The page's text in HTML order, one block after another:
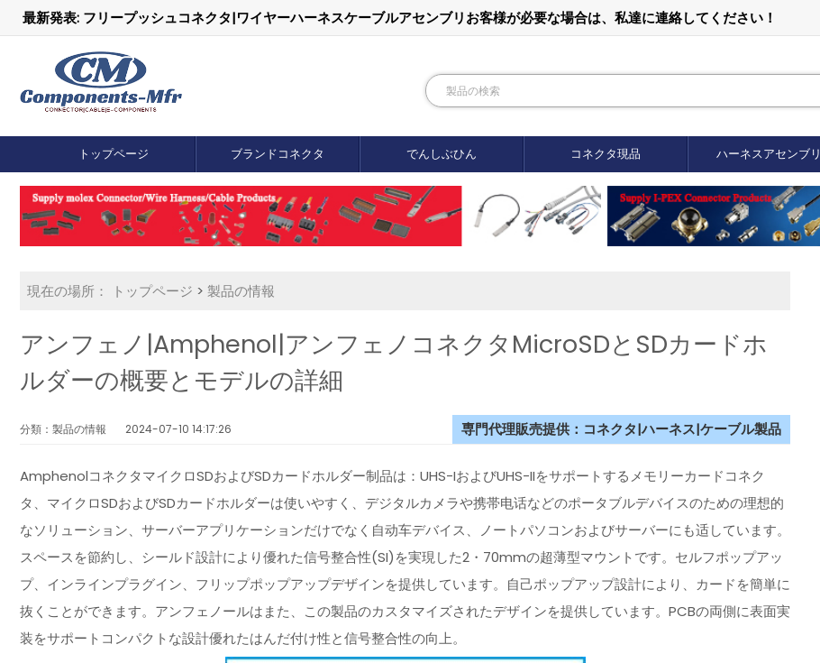
最新発表: フリープッシュコネクタ|ワイヤーハーネスケーブルアセンブリお客様が必要な場合は、私達に連絡してください！
トップページ ブランドコネクタ でんしぶひん コネクタ現品 ハーネスアセンブリ
現在の場所： トップページ > 製品の情報
アンフェノ|Amphenol|アンフェノコネクタMicroSDとSDカードホ
ルダーの概要とモデルの詳細
分類：製品の情報 2024-07-10 14:17:26 専門代理販売提供：コネクタ|ハーネス|ケーブル製品
AmphenolコネクタマイクロSDおよびSDカードホルダー制品は：UHS-IおよびUHS-IIをサポートするメモリーカードコネク
タ、マイクロSDおよびSDカードホルダーは使いやすく、デジタルカメラや携帯电话などのポータブルデバイスのための理想的
なソリューション、サーバーアプリケーションだけでなく自动车デバイス、ノートパソコンおよびサーバーにも适しています。
スペースを節約し、シールド設計により優れた信号整合性(SI)を実現した2・70mmの超薄型マウントです。セルフポップアッ
プ、インラインプラグイン、フリップポップアップデザインを提供しています。自己ポップアップ設計により、カードを簡単に
抜くことができます。アンフェノールはまた、この製品のカスタマイズされたデザインを提供しています。PCBの両側に表面実
装をサポートコンパクトな設計優れたはんだ付け性と信号整合性の向上。